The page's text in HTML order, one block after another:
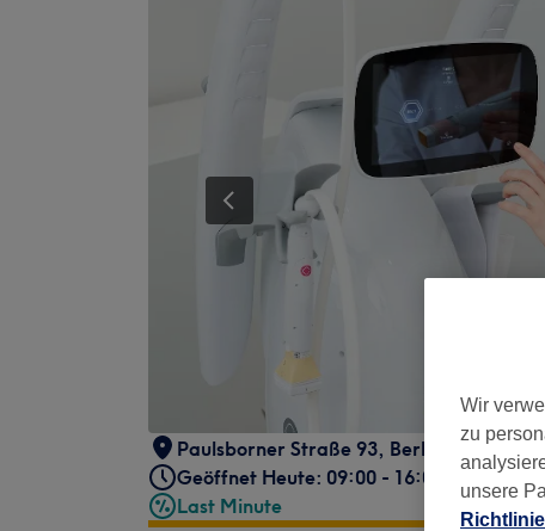
Paulsborner Straße 93, Berlin
10709
Geöffnet Heute: 09:00 - 16:00
Last Minute
Wir
zu
unsere